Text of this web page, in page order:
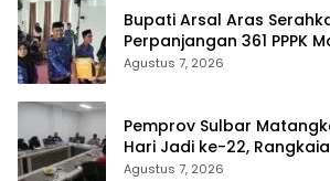
Bupati Arsal Aras
Perpanjangan 361 PPPK
Dorong ki Kebijakan
Agustus 7, 2026
Pemprov Sulbar
Hari Jadi ke-22,
Libatkan Masyarakat
Agustus 7, 2026